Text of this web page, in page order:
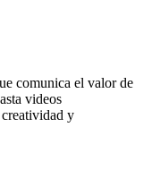
comunica el valor de
videos
y